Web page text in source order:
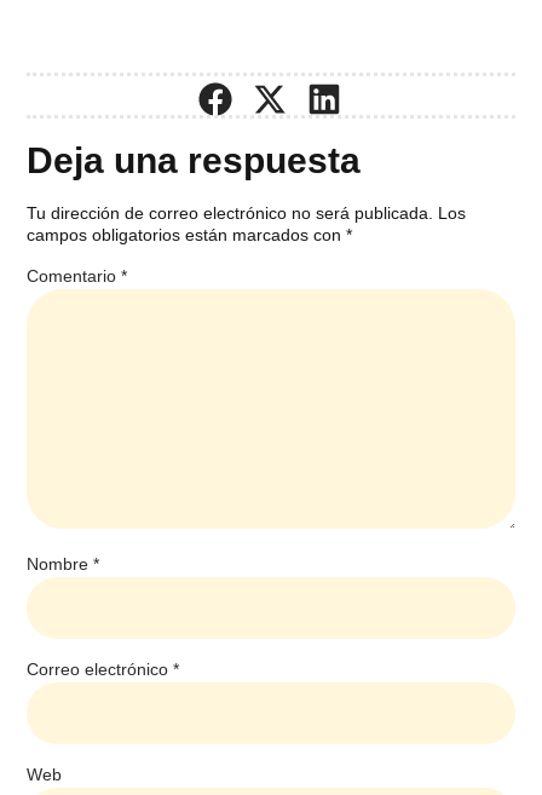
Deja una respuesta
Tu dirección de correo electrónico no será publicada.
Los
campos obligatorios están marcados con*
Comentario*
Nombre*
Correo electrónico*
Web